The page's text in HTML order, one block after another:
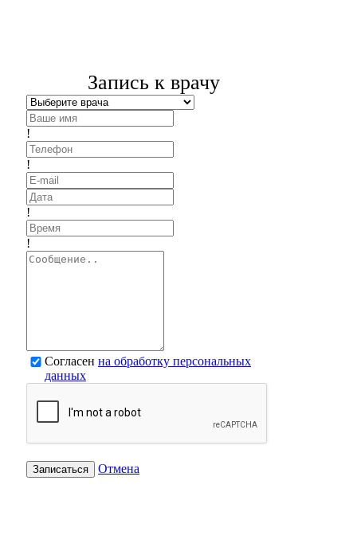
Запись к врачу
!
!
!
!
Согласен на обработку персональных
данных
Записаться Отмена